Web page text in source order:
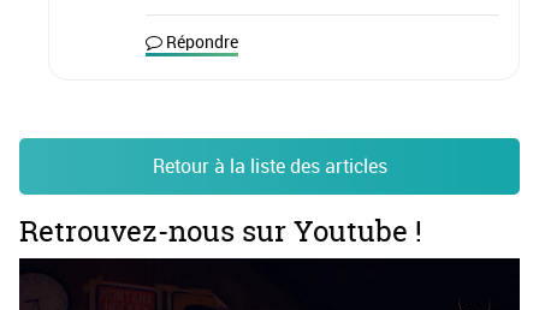
Répondre
Retour à la liste des articles
Retrouvez-nous sur Youtube !